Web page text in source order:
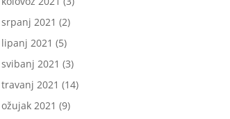
srpanj 2021 (2)
lipanj 2021 (5)
svibanj 2021 (3)
travanj 2021 (14)
ožujak 2021 (9)